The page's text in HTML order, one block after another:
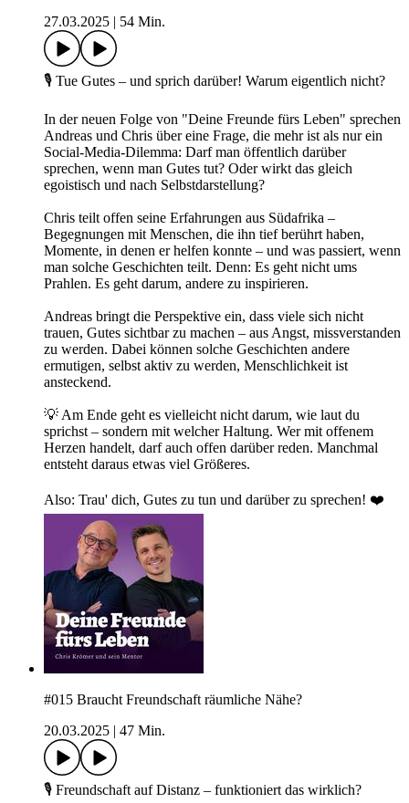
27.03.2025
54 Min.
🎙️ Tue Gutes – und sprich darüber! Warum eigentlich nicht?
In der neuen Folge von "Deine Freunde fürs Leben" sprechen
Andreas und Chris über eine Frage, die mehr ist als nur ein
Social-Media-Dilemma: Darf man öffentlich darüber
sprechen, wenn man Gutes tut? Oder wirkt das gleich
egoistisch und nach Selbstdarstellung?
Chris teilt offen seine Erfahrungen aus Südafrika –
Begegnungen mit Menschen, die ihn tief berührt haben,
Momente, in denen er helfen konnte – und was passiert, wenn
man solche Geschichten teilt. Denn: Es geht nicht ums
Prahlen. Es geht darum, andere zu inspirieren.
Andreas bringt die Perspektive ein, dass viele sich nicht
trauen, Gutes sichtbar zu machen – aus Angst, missverstanden
zu werden. Dabei können solche Geschichten andere
ermutigen, selbst aktiv zu werden, Menschlichkeit ist
ansteckend.
💡 Am Ende geht es vielleicht nicht darum, wie laut du
sprichst – sondern mit welcher Haltung. Wer mit offenem
Herzen handelt, darf auch offen darüber reden. Manchmal
entsteht daraus etwas viel Größeres.
Also: Trau' dich, Gutes zu tun und darüber zu sprechen! ❤️
#015 Braucht Freundschaft räumliche Nähe?
20.03.2025
47 Min.
🎙️ Freundschaft auf Distanz – funktioniert das wirklich?